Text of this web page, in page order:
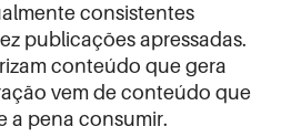
consistentes
publicações apressadas.
conteúdo que gera
vem de conteúdo que
a pena consumir.